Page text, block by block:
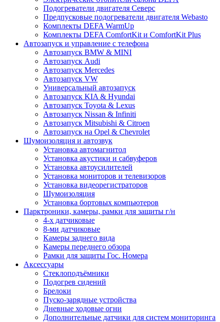
Подогреватели двигателя Северс
Предпусковые подогреватели двигателя Webasto
Комплекты DEFA WarmUp
Комплекты DEFA ComfortKit и ComfortKit Plus
Автозапуск и управление с телефона
Автозапуск BMW & MINI
Автозапуск Audi
Автозапуск Mercedes
Автозапуск VW
Универсальный автозапуск
Автозапуск KIA & Hyundai
Автозапуск Toyota & Lexus
Автозапуск Nissan & Infiniti
Автозапуск Mitsubishi & Citroen
Автозапуск на Opel & Chevrolet
Шумоизоляция и автозвук
Установка автомагнитол
Установка акустики и сабвуферов
Установка автоусилителей
Установка мониторов и телевизоров
Установка видеорегистраторов
Шумоизоляция
Установка бортовых компьютеров
Парктроники, камеры, рамки для защиты г/н
4-х датчиковые
8-ми датчиковые
Камеры заднего вида
Камеры переднего обзора
Рамки для защиты Гос. Номера
Аксессуары
Стеклоподъёмники
Подогрев сидений
Брелоки
Пуско-зарядные устройства
Дневные ходовые огни
Дополнительные датчики для систем мониторинга